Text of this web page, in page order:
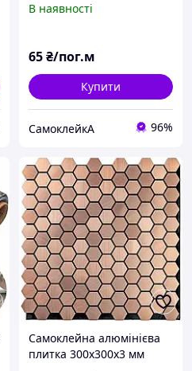
кількість.
В наявності
65₴/пог.м
Купити
СамоклейкА 96%
Самоклейна алюмінієва
плитка 300х300х3 мм